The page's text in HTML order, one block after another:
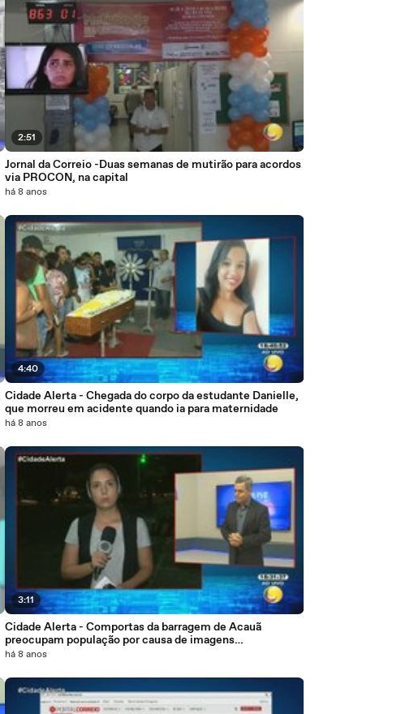
2:51
Jornal da Correio -Duas semanas de mutirão para acordos
via PROCON, na capital
há 8 anos
4:40
Cidade Alerta - Chegada do corpo da estudante Danielle,
que morreu em acidente quando ia para maternidade
há 8 anos
3:11
Cidade Alerta - Comportas da barragem de Acauã
preocupam população por causa de imagens
compartilhadas nas redes sociais
há 8 anos